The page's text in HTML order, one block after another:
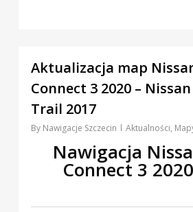
Aktualizacja map
Connect 3 2020 – Nissan
Trail 2017
By Nawigacje Szczecin Aktualności,
Nawigacja
Connect 3 2020